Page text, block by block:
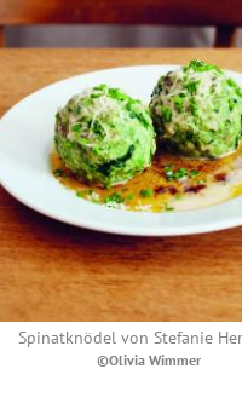
Spinatknödel von Stefanie
©Olivia Wimmer